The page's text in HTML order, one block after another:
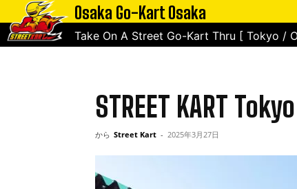
Osaka Go-Kart Osaka
Take On A Street Go-Kart Thru [ Tokyo /
ホーム STREET KART Tokyo Bay
STREET KART
から Street Kart - 2025年3月27日